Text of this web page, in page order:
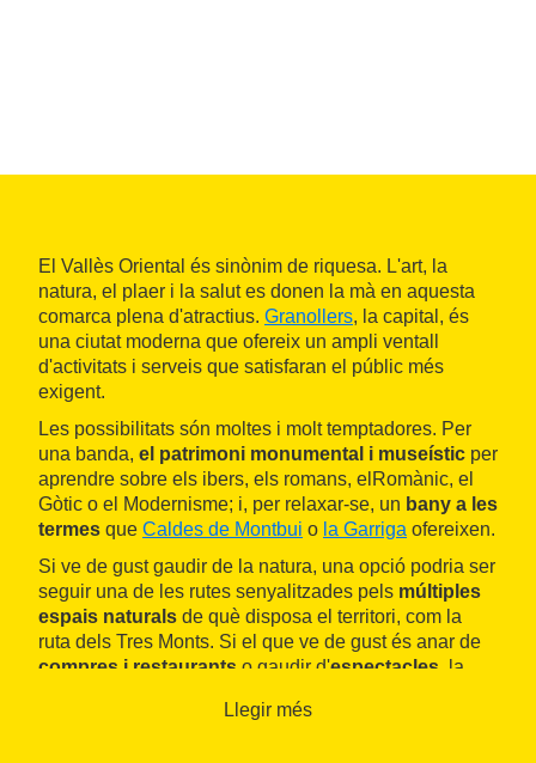
El Vallès Oriental és sinònim de riquesa. L'art, la
natura, el plaer i la salut es donen la mà en aquesta
comarca plena d'atractius. Granollers, la capital, és
una ciutat moderna que ofereix un ampli ventall
d'activitats i serveis que satisfaran el públic més
exigent.
Les possibilitats són moltes i molt temptadores. Per
una banda, el patrimoni monumental i museístic per
aprendre sobre els ibers, els romans, elRomànic, el
Gòtic o el Modernisme; i, per relaxar-se, un bany a les
termes que Caldes de Montbui o la Garriga ofereixen.
Si ve de gust gaudir de la natura, una opció podria ser
seguir una de les rutes senyalitzades pels múltiples
espais naturals de què disposa el territori, com la
ruta dels Tres Monts. Si el que ve de gust és anar de
compres i restaurants o gaudir d'espectacles , la
Llegir més